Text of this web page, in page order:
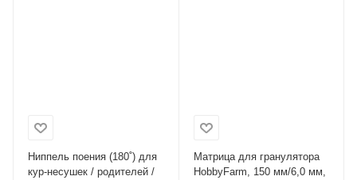
Ниппель поения (180˚) для
кур-несушек / родителей /
Матрица для гранулятора
HobbyFarm, 150 мм/6,0 мм,